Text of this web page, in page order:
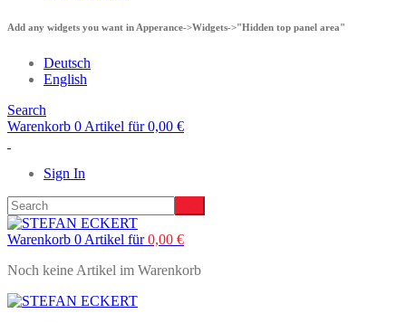
Add any widgets you want in Apperance->Widgets->"Hidden top panel area"
Deutsch
English
Search
Warenkorb 0 Artikel für0,00 €
Sign In
Warenkorb 0 Artikel für0,00 €
Noch keine Artikel im Warenkorb